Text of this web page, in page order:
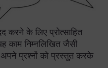
करने के लिए प्रोत्साहित
काम निम्नलिखित जैसी
अपने प्रश्नों को प्रस्तुत करके